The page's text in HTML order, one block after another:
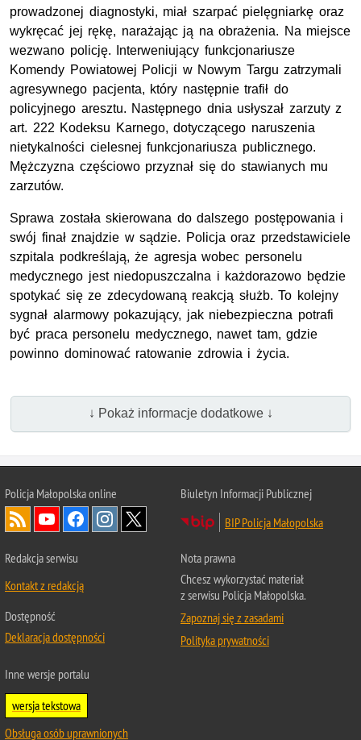
prowadzonej diagnostyki, miał szarpać pielęgniarkę oraz
wykręcać jej rękę, narażając ją na obrażenia. Na miejsce
wezwano policję. Interweniujący funkcjonariusze
Komendy Powiatowej Policji w Nowym Targu zatrzymali
agresywnego pacjenta, który następnie trafił do
policyjnego aresztu. Następnego dnia usłyszał zarzuty z
art. 222 Kodeksu Karnego, dotyczącego naruszenia
nietykalności cielesnej funkcjonariusza publicznego.
Mężczyzna częściowo przyznał się do stawianych mu
zarzutów.
Sprawa została skierowana do dalszego postępowania i
swój finał znajdzie w sądzie. Policja oraz przedstawiciele
szpitala podkreślają, że agresja wobec personelu
medycznego jest niedopuszczalna i każdorazowo będzie
spotykać się ze zdecydowaną reakcją służb. To kolejny
sygnał alarmowy pokazujący, jak niebezpieczna potrafi
być praca personelu medycznego, nawet tam, gdzie
powinno dominować ratowanie zdrowia i życia.
↓ Pokaż informacje dodatkowe ↓
Policja Małopolska online
Biuletyn Informacji Publicznej
BIP Policja Małopolska
Redakcja serwisu
Kontakt z redakcją
Dostępność
Deklaracja dostępności
Nota prawna
Chcesz wykorzystać materiał
z serwisu Policja Małopolska.
Zapoznaj się z zasadami
Polityka prywatności
Inne wersje portalu
wersja tekstowa
Obsługa osób uprawnionych